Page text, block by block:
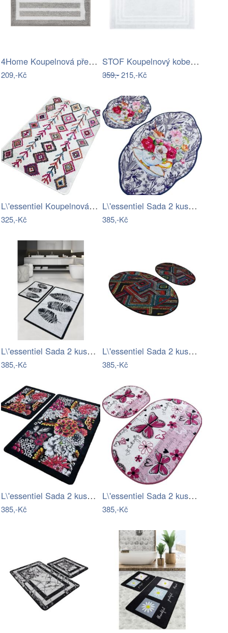
4Home Koupelnová předložka Grate, 50 x…
209,-Kč
STOF Koupelnový kobereček LAGUNE 45x70…
359,-215,-Kč
L\'essentiel Koupelnová předložka Raje…
325,-Kč
L\'essentiel Sada 2 kusů koupelnových…
385,-Kč
L\'essentiel Sada 2 kusů koupelnových…
385,-Kč
L\'essentiel Sada 2 kusů koupelnových…
385,-Kč
L\'essentiel Sada 2 kusů koupelnových…
385,-Kč
L\'essentiel Sada 2 kusů koupelnových…
385,-Kč